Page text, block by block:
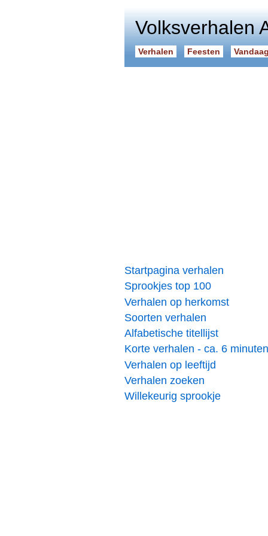
Volksverhalen
Verhalen Feesten
Startpagina verhalen
Sprookjes top 100
Verhalen op herkomst
Soorten verhalen
Alfabetische titellijst
Korte verhalen - ca. 6 minuten
Verhalen op leeftijd
Verhalen zoeken
Willekeurig sprookje